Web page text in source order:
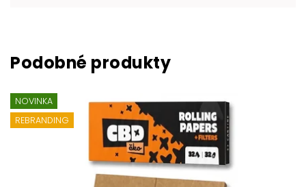
NOVINKA
REBRANDING